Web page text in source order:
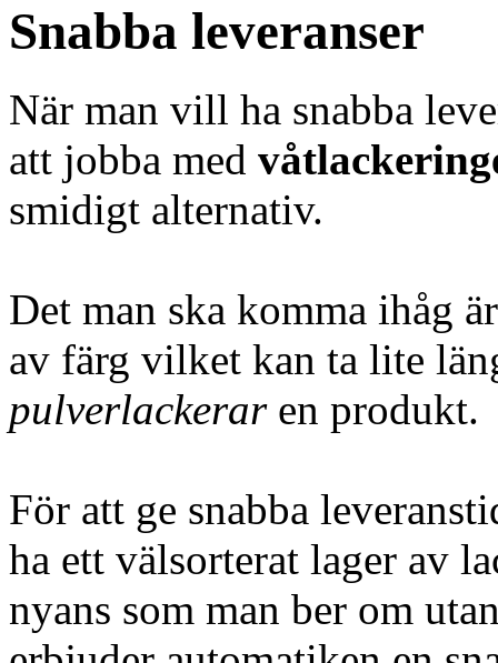
Snabba leveranser
När man vill ha snabba
att jobba med
smidigt alternativ.
Det man ska komma ihåg
av färg vilket kan ta lite
pulverlackeraren produkt.
För att ge snabba
ha ett välsorterat lager av
nyans som man ber om